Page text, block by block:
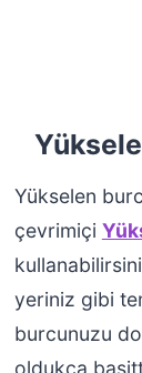
Yükselen
çevrimiçi
yeriniz gibi
burcunuzu
oldukça